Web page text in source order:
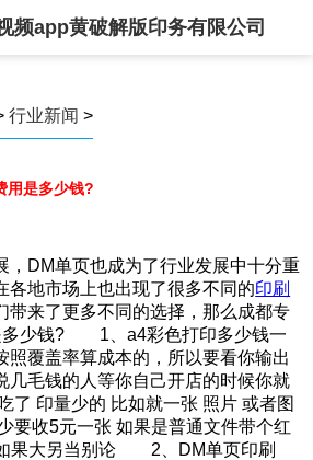
频app黄破解版印务有限公司
行业新闻 >
用是多少钱?
，DM单页也成为了行业发展中十分重
在各地市场上也出现了很多不同的印刷
带来了更多不同的选择，那么成都专
少钱? 1、a4彩色打印多少钱一
盖率算成本的，所以要看你输出
说几毛钱的人等你自己开店的时候你就
了 印量少的 比如就一张 照片 或者图
要收5元一张 如果是普通文件带个红
果大另当别论 2、DM单页印刷